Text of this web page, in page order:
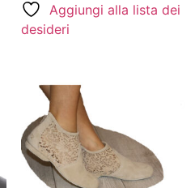
Aggiungi alla lista dei
desideri